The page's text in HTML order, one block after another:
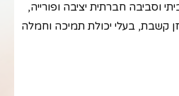
וסביבה חברתית יציבה ופורייה,
קשבת, בעלי יכולת תמיכה וחמלה